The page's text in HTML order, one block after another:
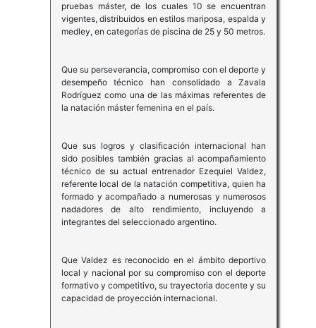
pruebas máster, de los cuales 10 se encuentran
vigentes, distribuidos en estilos mariposa, espalda y
medley, en categorías de piscina de 25 y 50 metros.
Que su perseverancia, compromiso con el deporte y
desempeño técnico han consolidado a Zavala
Rodríguez como una de las máximas referentes de
la natación máster femenina en el país.
Que sus logros y clasificación internacional han
sido posibles también gracias al acompañamiento
técnico de su actual entrenador Ezequiel Valdez,
referente local de la natación competitiva, quien ha
formado y acompañado a numerosas y numerosos
nadadores de alto rendimiento, incluyendo a
integrantes del seleccionado argentino.
Que Valdez es reconocido en el ámbito deportivo
local y nacional por su compromiso con el deporte
formativo y competitivo, su trayectoria docente y su
capacidad de proyección internacional.